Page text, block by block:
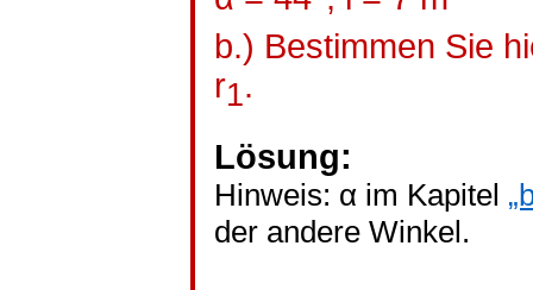
b.) Bestimmen Sie
r1.
Lösung:
Hinweis: α im Kapitel
der andere Winkel.